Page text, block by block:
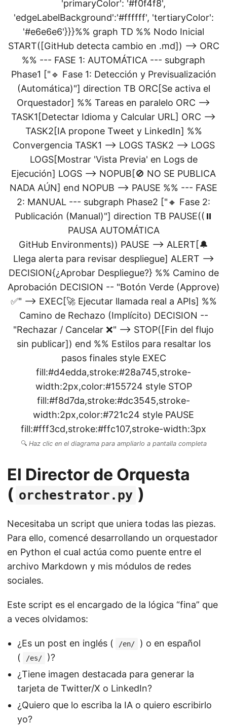
'primaryColor': '#f0f4f8',
'edgeLabelBackground':'#ffffff', 'tertiaryColor':
'#e6e6e6'}}}%% graph TD %% Nodo Inicial
START([GitHub detecta cambio en .md]) --> ORC
%% --- FASE 1: AUTOMÁTICA --- subgraph
Phase1 ["🔹 Fase 1: Detección y Previsualización
(Automática)"] direction TB ORC[Se activa el
Orquestador] %% Tareas en paralelo ORC -->
TASK1[Detectar Idioma y Calcular URL] ORC -->
TASK2[IA propone Tweet y LinkedIn] %%
Convergencia TASK1 --> LOGS TASK2 --> LOGS
LOGS[Mostrar 'Vista Previa' en Logs de
Ejecución] LOGS --> NOPUB[🚫 NO SE PUBLICA
NADA AÚN] end NOPUB --> PAUSE %% --- FASE
2: MANUAL --- subgraph Phase2 ["🔸 Fase 2:
Publicación (Manual)"] direction TB PAUSE((⏸️
PAUSA AUTOMÁTICA
GitHub Environments)) PAUSE --> ALERT[🔔
Llega alerta para revisar despliegue] ALERT -->
DECISION{¿Aprobar Despliegue?} %% Camino de
Aprobación DECISION -- "Botón Verde (Approve)
✅" --> EXEC[🚀 Ejecutar llamada real a APIs] %%
Camino de Rechazo (Implícito) DECISION --
"Rechazar / Cancelar ❌" --> STOP([Fin del flujo
sin publicar]) end %% Estilos para resaltar los
pasos finales style EXEC
fill:#d4edda,stroke:#28a745,stroke-
width:2px,color:#155724 style STOP
fill:#f8d7da,stroke:#dc3545,stroke-
width:2px,color:#721c24 style PAUSE
fill:#fff3cd,stroke:#ffc107,stroke-width:3px
🔍 Haz clic en el diagrama para ampliarlo a pantalla completa
El Director de Orquesta
( orchestrator.py )
Necesitaba un script que uniera todas las piezas.
Para ello, comencé desarrollando un orquestador
en Python el cual actúa como puente entre el
archivo Markdown y mis módulos de redes
sociales.
Este script es el encargado de la lógica “fina” que
a veces olvidamos:
¿Es un post en inglés ( /en/
) o en español
(
/es/
)?
¿Tiene imagen destacada para generar la
tarjeta de Twitter/X o LinkedIn?
¿Quiero que lo escriba la IA o quiero escribirlo
yo?